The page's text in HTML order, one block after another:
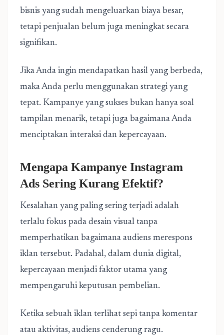
bisnis yang sudah mengeluarkan biaya besar,
tetapi penjualan belum juga meningkat secara
signifikan.
Jika Anda ingin mendapatkan hasil yang berbeda,
maka Anda perlu menggunakan strategi yang
tepat. Kampanye yang sukses bukan hanya soal
tampilan menarik, tetapi juga bagaimana Anda
menciptakan interaksi dan kepercayaan.
Mengapa Kampanye Instagram
Ads Sering Kurang Efektif?
Kesalahan yang paling sering terjadi adalah
terlalu fokus pada desain visual tanpa
memperhatikan bagaimana audiens merespons
iklan tersebut. Padahal, dalam dunia digital,
kepercayaan menjadi faktor utama yang
mempengaruhi keputusan pembelian.
Ketika sebuah iklan terlihat sepi tanpa komentar
atau aktivitas, audiens cenderung ragu.